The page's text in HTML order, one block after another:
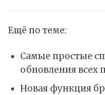
Ещё по теме:
Самые простые
обновления всех
Новая функция